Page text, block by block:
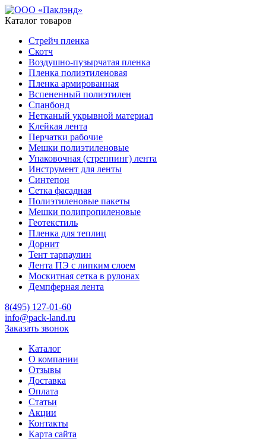
Каталог товаров
Стрейч пленка
Скотч
Воздушно-пузырчатая пленка
Пленка полиэтиленовая
Пленка армированная
Вспененный полиэтилен
Спанбонд
Нетканый укрывной материал
Клейкая лента
Перчатки рабочие
Мешки полиэтиленовые
Упаковочная (стреппинг) лента
Инструмент для ленты
Синтепон
Сетка фасадная
Полиэтиленовые пакеты
Мешки полипропиленовые
Геотекстиль
Пленка для теплиц
Дорнит
Тент тарпаулин
Лента ПЭ с липким слоем
Москитная сетка в рулонах
Демпферная лента
8(495) 127-01-60
info@pack-land.ru
Заказать звонок
Каталог
О компании
Отзывы
Доставка
Оплата
Статьи
Акции
Контакты
Карта сайта